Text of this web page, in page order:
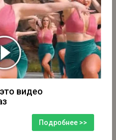
видео
Подробнее >>